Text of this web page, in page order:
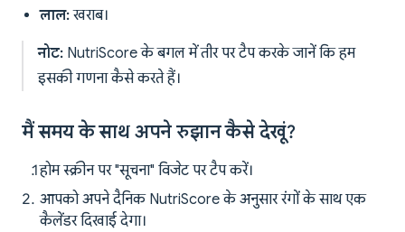
लाल:खराब।
नोट: NutriScore के बगल में तीर पर टैप करके जानें कि हम
इसकी गणना कैसे करते हैं।
मैं समय के साथ अपने रुझान कैसे देखूं?
होम स्क्रीन पर "सूचना" विजेट पर टैप करें।
आपको अपने दैनिक NutriScore के अनुसार रंगों के साथ एक
कैलेंडर दिखाई देगा।